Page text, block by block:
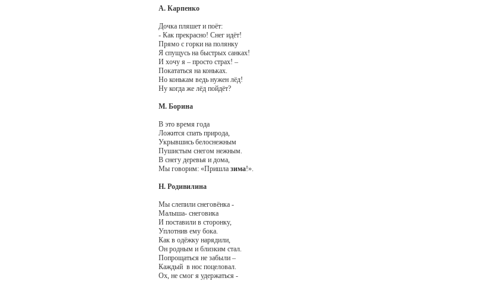
А. Карпенко
Дочка пляшет и поёт:
- Как прекрасно! Снег идёт!
Прямо с горки на полянку
Я спущусь на быстрых санках!
И хочу я – просто страх! –
Покататься на коньках.
Но конькам ведь нужен лёд!
Ну когда же лёд пойдёт?
М. Борина
В это время года
Ложится спать природа,
Укрывшись белоснежным
Пушистым снегом нежным.
В снегу деревья и дома,
Мы говорим: «Пришлазима!».
Н. Родивилина
Мы слепили снеговёнка -
Малыша- снеговика
И поставили в сторонку,
Уплотнив ему бока.
Как в одёжку нарядили,
Он родным и близким стал.
Попрощаться не забыли –
Каждый в нос поцеловал.
Ох, не смог я удержаться -